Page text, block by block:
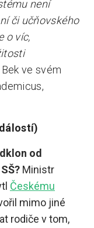
není
či učňovského
o víc,
ve svém
od
Ministr
Českému
mimo jiné
rodiče v tom,